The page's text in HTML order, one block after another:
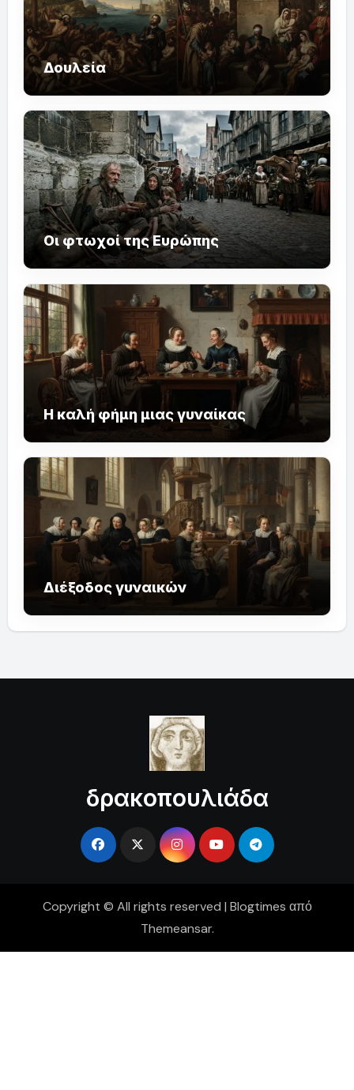
Δουλεία
Οι φτωχοί της Ευρώπης
Η καλή φήμη μιας γυναίκας
Διέξοδος γυναικών
δρακοπουλιάδα
Copyright © All rights reserved | Blogtimes από
Themeansar.